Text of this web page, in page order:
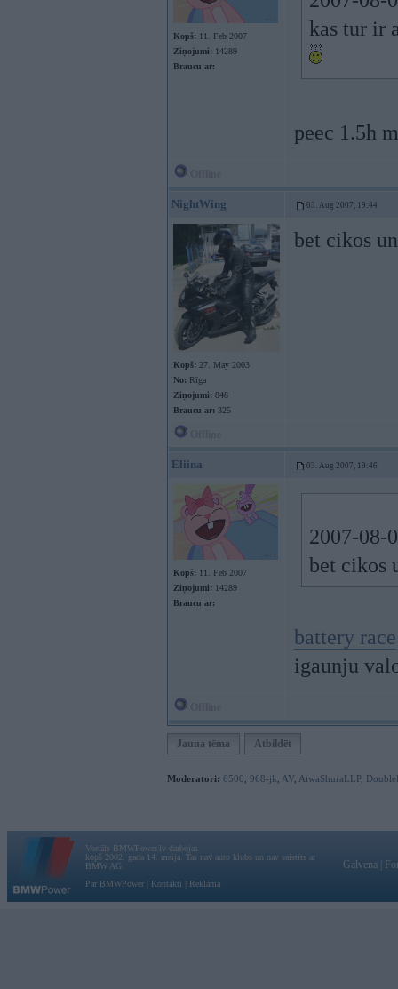
Kopš: 11. Feb 2007
Ziņojumi: 14289
Braucu ar:
kas tur ir
peec 1.5h
NightWing 03. Aug 2007, 19:44
Kopš: 27. May 2003
No: Rīga
Ziņojumi: 848
Braucu ar: 325
bet cikos
Eliina 03. Aug 2007, 19:46
Kopš: 11. Feb 2007
Ziņojumi: 14289
Braucu ar:
2007-08-
bet cikos
battery race
igaunju
Jauna tēma Atbildēt
Moderatori: 6500 968-jk AV AiwaShuraLLP,
Vortāls BMWPower.lv darbojas
kopš 2002. gada 14. maija. Tas nav auto klubs un nav saistīts ar
BMW AG.
Par BMWPower
Kontakti Reklāma
Galvena